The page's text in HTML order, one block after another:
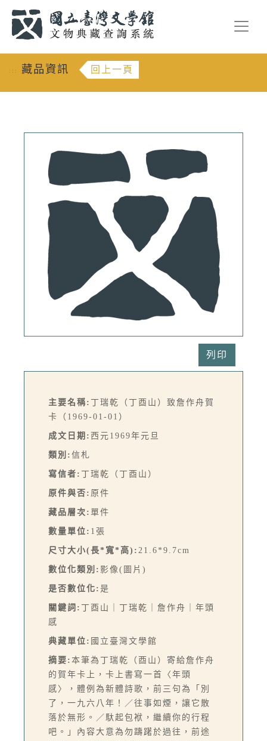
::: 藏品資訊 回上一頁
列印
主要名稱: 丁瑞乾（丁酉山）致詹作舟賀
卡（1969-01-01）
成文日期: 西元1969年元旦
類別: 信札
寫信者: 丁瑞乾（丁酉山）
原件與否: 原件
藏品層次: 單件
數量單位: 1張
尺寸大小(長*寬*高): 21.6*9.7cm
數位化類別: 影像(圖片)
是否數位化: 是
關鍵詞: 丁酉山｜丁瑞乾｜詹作舟｜年頭
感
典藏單位: 國立臺灣文學館
摘要: 本筆為丁瑞乾（酉山）寄給詹作舟
的賀年卡上，卡上書寫一首〈年頭
感〉，體例為新體詩歌，前三句為「別
了，一九六八年！／往事如煙，讓它散
落於無形。／馱起包袱，繼續你的行程
吧。」內容大意為勿躊躇於過往，前途